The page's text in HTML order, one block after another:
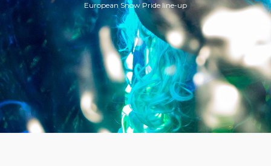
European Snow Pride line-up